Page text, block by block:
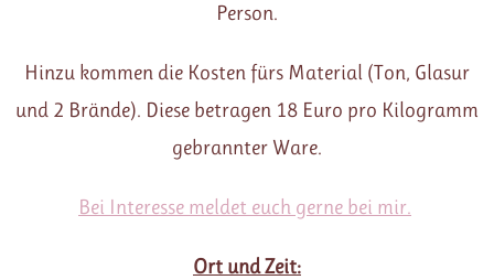
Person.
Hinzu kommen die Kosten fürs Material (Ton, Glasur
und 2 Brände). Diese betragen 18 Euro pro Kilogramm
gebrannter Ware.
Bei Interesse meldet euch gerne bei mir.
Ort und Zeit: